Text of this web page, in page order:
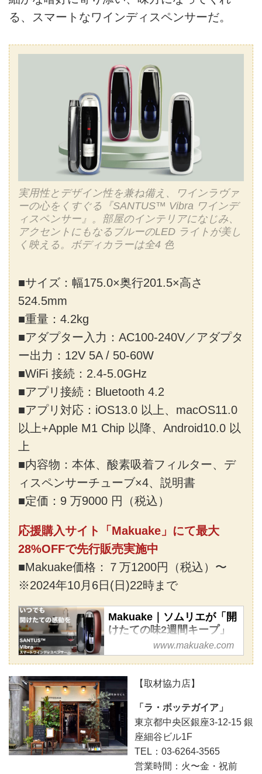
る、スマートなワインディスペンサーだ。
実用性とデザイン性を兼ね備え、ワインラヴァ
ーの心をくすぐる『SANTUS™ Vibra ワインデ
ィスペンサー』。部屋のインテリアになじみ、
アクセントにもなるブルーのLED ライトが美し
く映える。ボディカラーは全4 色
■サイズ：幅175.0×奥行201.5×高さ
524.5mm
■重量：4.2kg
■アダプター入力：AC100-240V／アダプタ
ー出力：12V 5A / 50-60W
■WiFi 接続：2.4-5.0GHz
■アプリ接続：Bluetooth 4.2
■アプリ対応：iOS13.0 以上、macOS11.0
以上+Apple M1 Chip 以降、Android10.0 以
上
■内容物：本体、酸素吸着フィルター、デ
ィスペンサーチューブ×4、説明書
■定価：9 万9000 円（税込）
応援購入サイト「Makuake」にて最大
28%OFFで先行販売実施中
■Makuake価格：７万1200円（税込）〜
※2024年10月6日(日)22時まで
Makuake｜ソムリエが「開
けたての味2週間キープ」
を認めた｜ワイン好き神ア
イテム｜Vibra｜
いつでもフレッシュなグラスワ
インを楽しみたい！そんなワイ
ンラバーの願いを叶えるために
設立したワインアクセサリーブ
ランド「SANTUS™︎」（サン
タス）から、ボトルを開封して
から最長14日間、開けたての
www.makuake.com
【取材協力店】
「ラ・ボッテガイア」
東京都中央区銀座3-12-15 銀
座細谷ビル1F
TEL：03-6264-3565
営業時間：火〜金・祝前